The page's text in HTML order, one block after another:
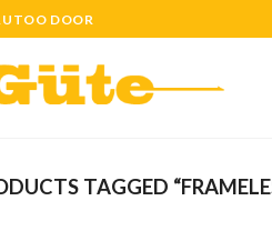
DOOR
TAGGED